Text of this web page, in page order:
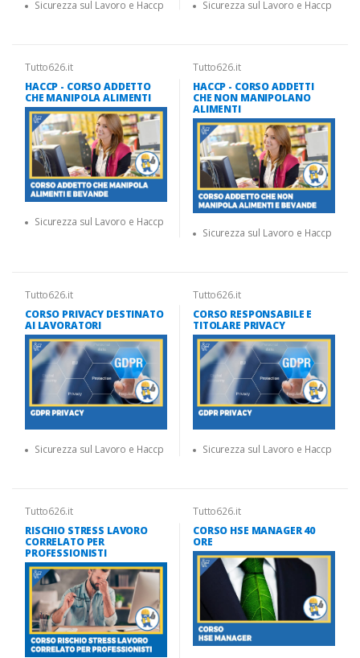
Sicurezza sul Lavoro e Haccp Sicurezza sul Lavoro e Haccp
Tutto626.it
HACCP - CORSO ADDETTO
CHE MANIPOLA ALIMENTI
Sicurezza sul Lavoro e Haccp
Tutto626.it
HACCP - CORSO ADDETTI
CHE NON MANIPOLANO
ALIMENTI
Sicurezza sul Lavoro e Haccp
Tutto626.it
CORSO PRIVACY DESTINATO
AI LAVORATORI
Sicurezza sul Lavoro e Haccp
Tutto626.it
CORSO RESPONSABILE E
TITOLARE PRIVACY
Sicurezza sul Lavoro e Haccp
Tutto626.it
RISCHIO STRESS LAVORO
CORRELATO PER
PROFESSIONISTI
Tutto626.it
CORSO HSE MANAGER 40
ORE